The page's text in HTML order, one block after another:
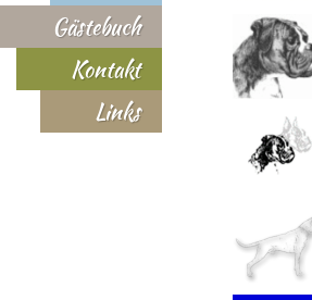
Gästebuch
Kontakt
Links